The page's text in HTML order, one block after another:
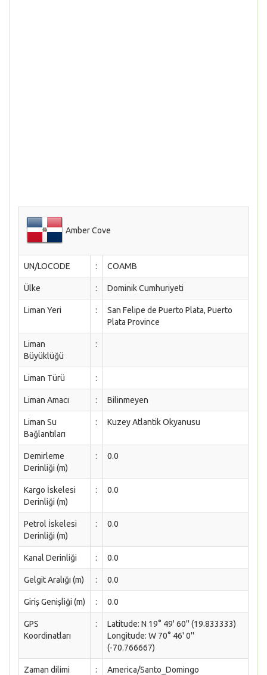
Amber Cove
UN/LOCODE : COAMB
Ülke : Dominik Cumhuriyeti
Liman Yeri :
San Felipe de Puerto Plata, Puerto
Plata Province
Liman
Büyüklüğü
:
Liman Türü :
Liman Amacı : Bilinmeyen
Liman Su
Bağlantıları
: Kuzey Atlantik Okyanusu
Demirleme
Derinliği (m)
: 0.0
Kargo İskelesi
Derinliği (m)
: 0.0
Petrol İskelesi
Derinliği (m)
: 0.0
Kanal Derinliği : 0.0
Gelgit Aralığı (m) : 0.0
Giriş Genişliği (m) : 0.0
GPS
Koordinatları
:
Latitude: N 19° 49' 60'' (19.833333)
Longitude: W 70° 46' 0''
(-70.766667)
Zaman dilimi : America/Santo_Domingo